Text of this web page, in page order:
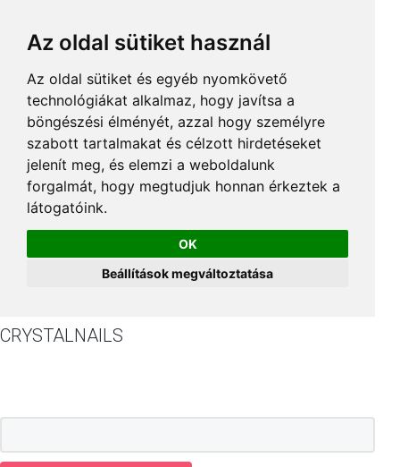
Az oldal sütiket használ
Az oldal sütiket és egyéb nyomkövető
technológiákat alkalmaz, hogy javítsa a
böngészési élményét, azzal hogy személyre
szabott tartalmakat és célzott hirdetéseket
jelenít meg, és elemzi a weboldalunk
forgalmát, hogy megtudjuk honnan érkeztek a
látogatóink.
OK
Beállítások megváltoztatása
CRYSTALNAILS